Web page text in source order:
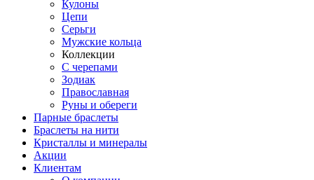
Кулоны
Цепи
Серьги
Мужские кольца
Коллекции
С черепами
Зодиак
Православная
Руны и обереги
Парные браслеты
Браслеты на нити
Кристаллы и минералы
Акции
Клиентам